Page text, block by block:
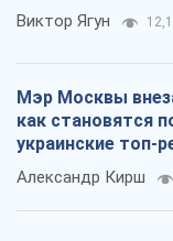
Виктор Ягун
Мэр Москвы
как становятся
украинские топ-
Александр Кирш